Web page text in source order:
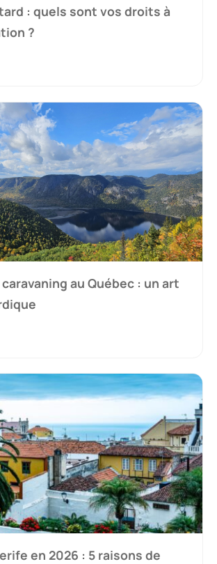
: quels sont vos droits à
?
au Québec : un art
en 2026 : 5 raisons de